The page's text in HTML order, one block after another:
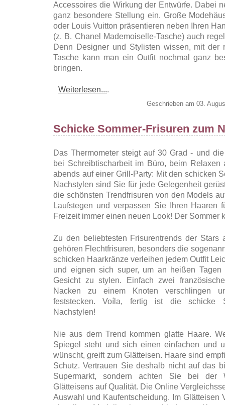
Accessoires die Wirkung der Entwürfe. Dabei
ganz besondere Stellung ein. Große
oder Louis Vuitton präsentieren neben Ihren
(z. B. Chanel Mademoiselle-Tasche) auch
Denn Designer und Stylisten wissen, mit der
Tasche kann man ein Outfit nochmal ganz
bringen.
Weiterlesen....
Geschrieben am 03.
Schicke Sommer-Frisuren zum
Das Thermometer steigt auf 30 Grad - und
bei Schreibtischarbeit im Büro, beim Relaxen
abends auf einer Grill-Party: Mit den schicken
Nachstylen sind Sie für jede Gelegenheit
die schönsten Trendfrisuren von den Models
Laufstegen und verpassen Sie Ihren Haaren
Freizeit immer einen neuen Look! Der Sommer
Zu den beliebtesten Frisurentrends der Stars
gehören Flechtfrisuren, besonders die
schicken Haarkränze verleihen jedem Outfit
und eignen sich super, um an heißen
Gesicht zu stylen. Einfach zwei
Nacken zu einem Knoten verschlingen
feststecken. Voíla, fertig ist die schicke
Nachstylen!
Nie aus dem Trend kommen glatte Haare.
Spiegel steht und sich einen einfachen und
wünscht, greift zum Glätteisen. Haare sind
Schutz. Vertrauen Sie deshalb nicht auf das
Supermarkt, sondern achten Sie bei der
Glätteisens auf Qualität. Die Online
Auswahl und Kaufentscheidung. Im Glätteisen